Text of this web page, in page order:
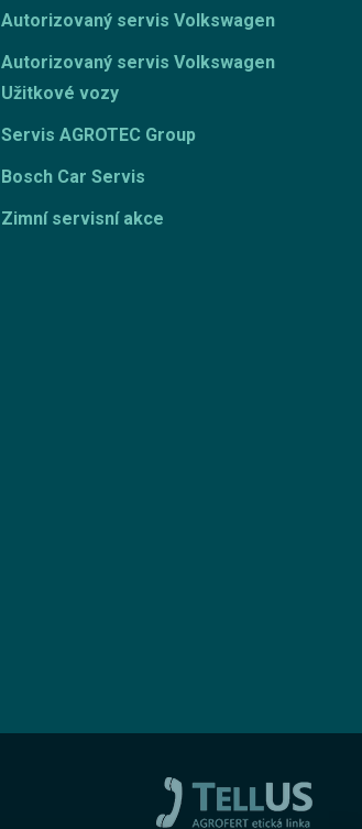
Autorizovaný servis Volkswagen
Autorizovaný servis Volkswagen
Užitkové vozy
Servis AGROTEC Group
Bosch Car Servis
Zimní servisní akce